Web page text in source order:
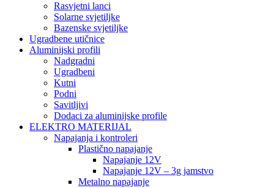
Rasvjetni lanci
Solarne svjetiljke
Bazenske svjetiljke
Ugradbene utičnice
Aluminijski profili
Nadgradni
Ugradbeni
Kutni
Podni
Savitljivi
Dodaci za aluminijske profile
ELEKTRO MATERIJAL
Napajanja i kontroleri
Plastično napajanje
Napajanje 12V
Napajanje 12V – 3g jamstvo
Metalno napajanje